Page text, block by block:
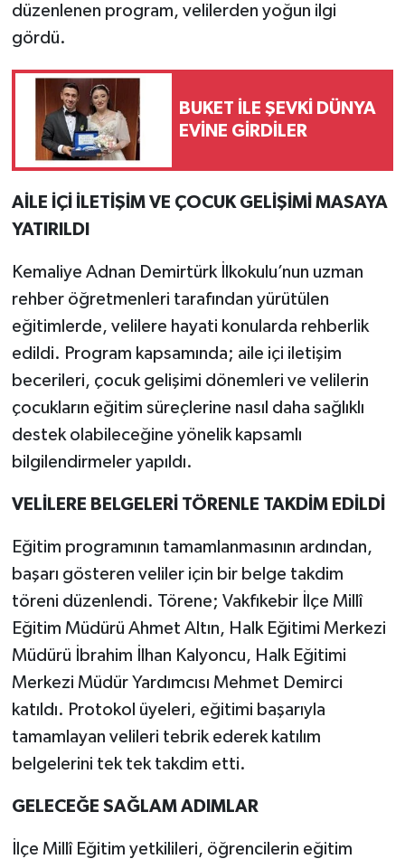
düzenlenen program, velilerden yoğun ilgi
gördü.
BUKET İLE ŞEVKİ DÜNYA
EVİNE GİRDİLER
AİLE İÇİ İLETİŞİM VE ÇOCUK GELİŞİMİ MASAYA
YATIRILDI
Kemaliye Adnan Demirtürk İlkokulu’nun uzman
rehber öğretmenleri tarafından yürütülen
eğitimlerde, velilere hayati konularda rehberlik
edildi. Program kapsamında; aile içi iletişim
becerileri, çocuk gelişimi dönemleri ve velilerin
çocukların eğitim süreçlerine nasıl daha sağlıklı
destek olabileceğine yönelik kapsamlı
bilgilendirmeler yapıldı.
VELİLERE BELGELERİ TÖRENLE TAKDİM EDİLDİ
Eğitim programının tamamlanmasının ardından,
başarı gösteren veliler için bir belge takdim
töreni düzenlendi. Törene; Vakfıkebir İlçe Millî
Eğitim Müdürü Ahmet Altın, Halk Eğitimi Merkezi
Müdürü İbrahim İlhan Kalyoncu, Halk Eğitimi
Merkezi Müdür Yardımcısı Mehmet Demirci
katıldı. Protokol üyeleri, eğitimi başarıyla
tamamlayan velileri tebrik ederek katılım
belgelerini tek tek takdim etti.
GELECEĞE SAĞLAM ADIMLAR
İlçe Millî Eğitim yetkilileri, öğrencilerin eğitim